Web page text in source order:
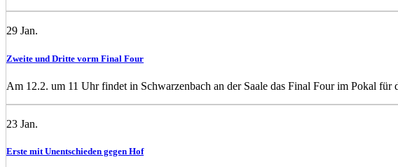
29 Jan.
Zweite und Dritte vorm Final Four
Am 12.2. um 11 Uhr findet in Schwarzenbach an der Saale das Final Four im Pokal
23 Jan.
Erste mit Unentschieden gegen Hof